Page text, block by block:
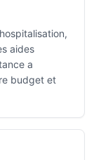
aides
a
budget et